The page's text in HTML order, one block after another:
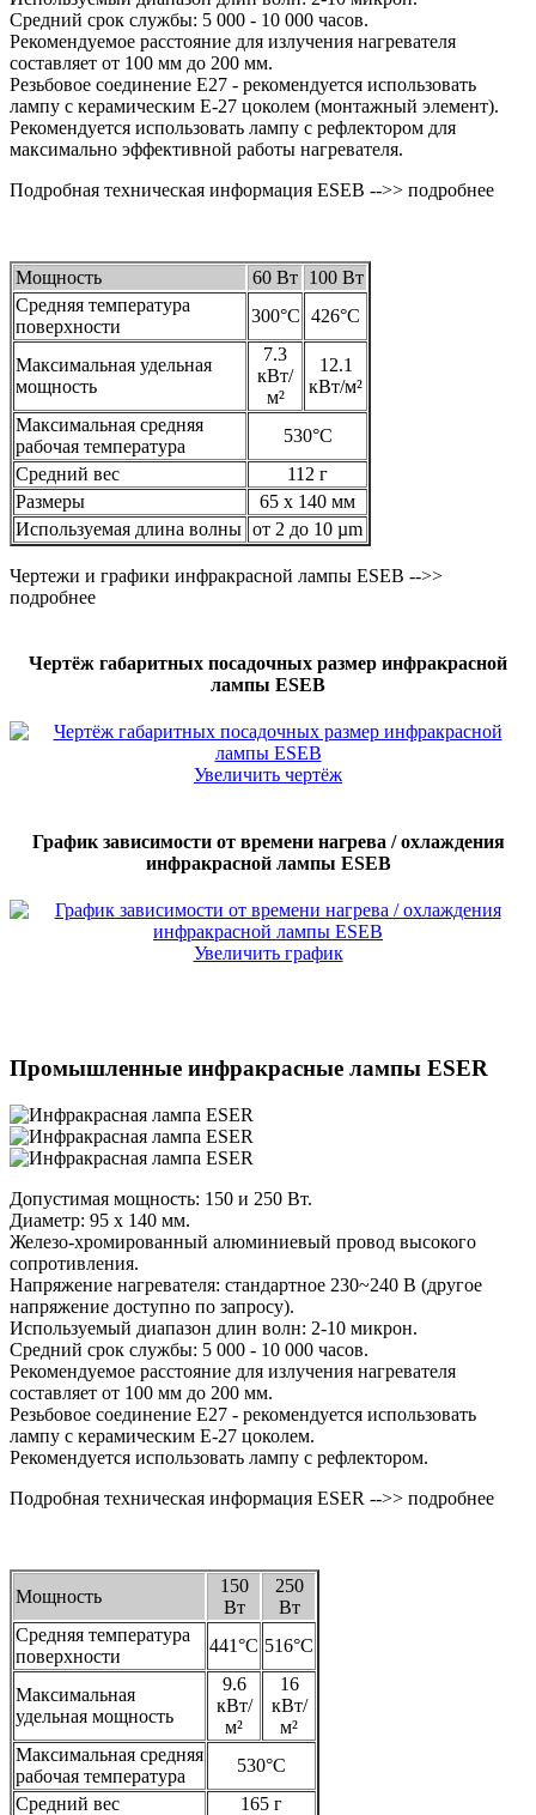
Средний срок службы: 5 000 - 10 000 часов.
Рекомендуемое расстояние для излучения нагревателя
составляет от 100 мм до 200 мм.
Резьбовое соединение E27 - рекомендуется использовать
лампу с керамическим E-27 цоколем (монтажный элемент).
Рекомендуется использовать лампу с рефлектором для
максимально эффективной работы нагревателя.
Подробная техническая информация ESEB -->> подробнее
Мощность 60 Вт 100 Вт
Средняя температура
поверхности
300°C 426°C
Максимальная удельная
мощность
7.3
кВт/
м²
12.1
кВт/м²
Максимальная средняя
рабочая температура
530°C
Средний вес
112 г
Размеры
65 x 140 мм
Используемая длина волны от 2 до 10 µm
Чертежи и графики инфракрасной лампы ESEB -->>
подробнее
Чертёж габаритных посадочных размер инфракрасной
лампы ESEB
Увеличить чертёж
График зависимости от времени нагрева / охлаждения
инфракрасной лампы ESEB
Увеличить график
Промышленные инфракрасные лампы ESER
Допустимая мощность: 150 и 250 Вт.
Диаметр: 95 x 140 мм.
Железо-хромированный алюминиевый провод высокого
сопротивления.
Напряжение нагревателя: стандартное 230~240 В (другое
напряжение доступно по запросу).
Используемый диапазон длин волн: 2-10 микрон.
Средний срок службы: 5 000 - 10 000 часов.
Рекомендуемое расстояние для излучения нагревателя
составляет от 100 мм до 200 мм.
Резьбовое соединение E27 - рекомендуется использовать
лампу с керамическим E-27 цоколем.
Рекомендуется использовать лампу с рефлектором.
Подробная техническая информация ESER -->> подробнее
Мощность
150
Вт
250
Вт
Средняя температура
поверхности
441°C 516°C
Максимальная
удельная мощность
9.6
кВт/
м²
16
кВт/
м²
Максимальная средняя
рабочая температура
530°C
Средний вес
165 г